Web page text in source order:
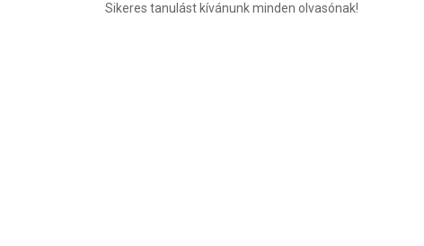
Sikeres tanulást kívánunk minden olvasónak!